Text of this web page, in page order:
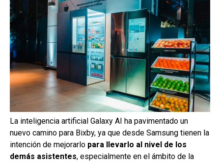
La inteligencia artificial Galaxy AI ha pavimentado un
nuevo camino para Bixby, ya que desde Samsung tienen la
intención de mejorarlo para llevarlo al nivel de los
demás asistentes, especialmente en el ámbito de la